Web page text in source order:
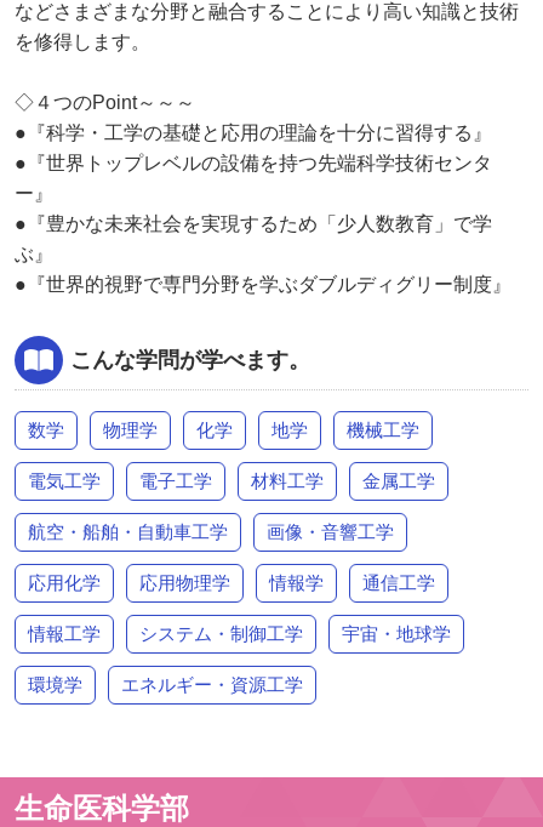
などさまざまな分野と融合することにより高い知識と技術
を修得します。
◇４つのPoint～～～
●『科学・工学の基礎と応用の理論を十分に習得する』
●『世界トップレベルの設備を持つ先端科学技術センタ
ー』
●『豊かな未来社会を実現するため「少人数教育」で学
ぶ』
●『世界的視野で専門分野を学ぶダブルディグリー制度』
こんな学問が学べます。
数学 物理学 化学 地学 機械工学
電気工学 電子工学 材料工学 金属工学
航空・船舶・自動車工学 画像・音響工学
応用化学 応用物理学 情報学 通信工学
情報工学 システム・制御工学 宇宙・地球学
環境学 エネルギー・資源工学
生命医科学部